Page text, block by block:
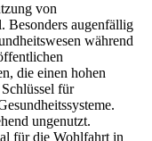
von
Besonders augenfällig
während
die einen hohen
für
ungenutzt.
für die Wohlfahrt in